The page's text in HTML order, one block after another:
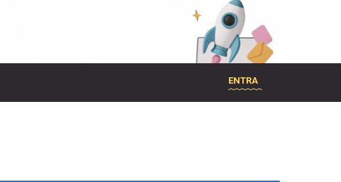
ENTRA